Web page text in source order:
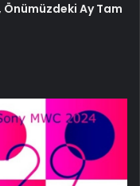
Önümüzdeki Ay Tam